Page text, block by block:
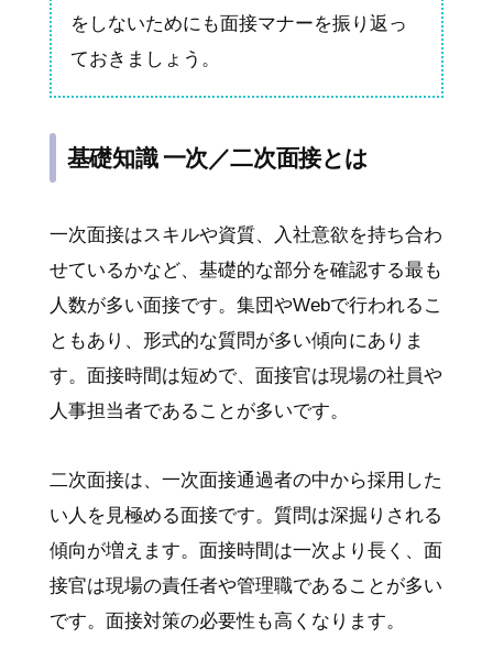
をしないためにも面接マナーを振り返っ
ておきましょう。
基礎知識 一次／二次面接とは
一次面接はスキルや資質、入社意欲を持ち合わ
せているかなど、基礎的な部分を確認する最も
人数が多い面接です。集団やWebで行われるこ
ともあり、形式的な質問が多い傾向にありま
す。面接時間は短めで、面接官は現場の社員や
人事担当者であることが多いです。
二次面接は、一次面接通過者の中から採用した
い人を見極める面接です。質問は深掘りされる
傾向が増えます。面接時間は一次より長く、面
接官は現場の責任者や管理職であることが多い
です。面接対策の必要性も高くなります。